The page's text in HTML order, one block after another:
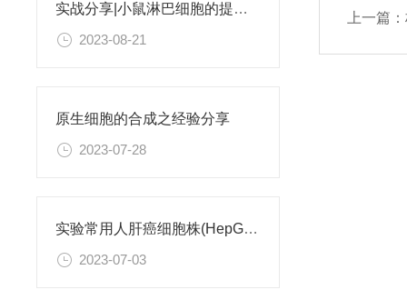
实战分享|小鼠淋巴细胞的提取和分选之经验小结
2023-08-21
原生细胞的合成之经验分享
2023-07-28
实验常用人肝癌细胞株(HepG2/Hep3B,HuH-7,MHCC97H,PLC/PRF/5)怎么选？
2023-07-03
上一篇：